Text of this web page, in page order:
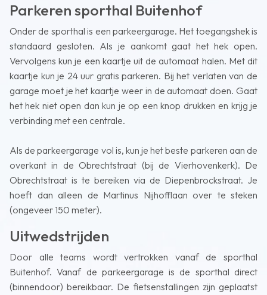
Parkeren sporthal Buitenhof
Onder de sporthal is een parkeergarage. Het toegangshek is
standaard gesloten. Als je aankomt gaat het hek open.
Vervolgens kun je een kaartje uit de automaat halen. Met dit
kaartje kun je 24 uur gratis parkeren. Bij het verlaten van de
garage moet je het kaartje weer in de automaat doen. Gaat
het hek niet open dan kun je op een knop drukken en krijg je
verbinding met een centrale.
Als de parkeergarage vol is, kun je het beste parkeren aan de
overkant in de Obrechtstraat (bij de Vierhovenkerk). De
Obrechtstraat is te bereiken via de Diepenbrockstraat. Je
hoeft dan alleen de Martinus Nijhofflaan over te steken
(ongeveer 150 meter).
Uitwedstrijden
Door alle teams wordt vertrokken vanaf de sporthal
Buitenhof. Vanaf de parkeergarage is de sporthal direct
(binnendoor) bereikbaar. De fietsenstallingen zijn geplaatst